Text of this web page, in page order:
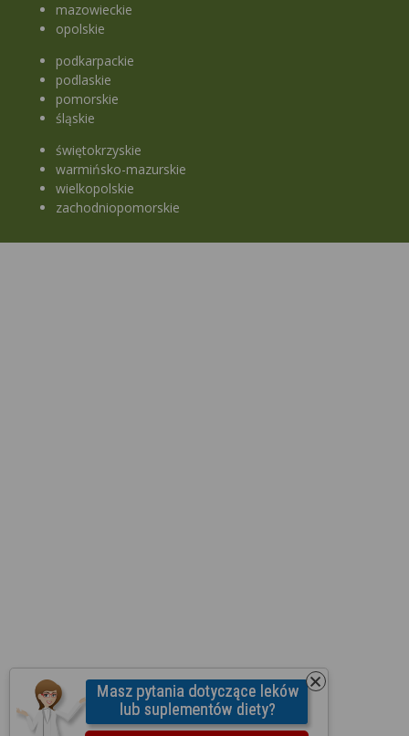
mazowieckie
opolskie
podkarpackie
podlaskie
pomorskie
śląskie
świętokrzyskie
warmińsko-mazurskie
wielkopolskie
zachodniopomorskie